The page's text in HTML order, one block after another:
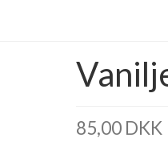
85,00 DKK